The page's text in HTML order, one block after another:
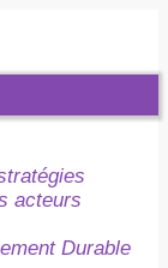
acteurs
Durable